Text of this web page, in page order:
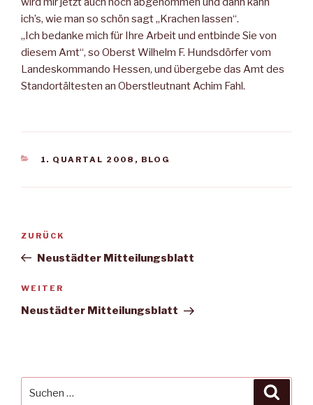
ich’s, wie man so schön sagt „Krachen lassen“.
„Ich bedanke mich für Ihre Arbeit und entbinde Sie von
diesem Amt“, so Oberst Wilhelm F. Hundsdörfer vom
Landeskommando Hessen, und übergebe das Amt des
Standortältesten an Oberstleutnant Achim Fahl.
KATEGORIEN
1. QUARTAL 2008 , BLOG
Beitragsnavigation
Vorheriger
Beitrag
ZURÜCK
Neustädter Mitteilungsblatt
Nächster
Beitrag
WEITER
Neustädter Mitteilungsblatt